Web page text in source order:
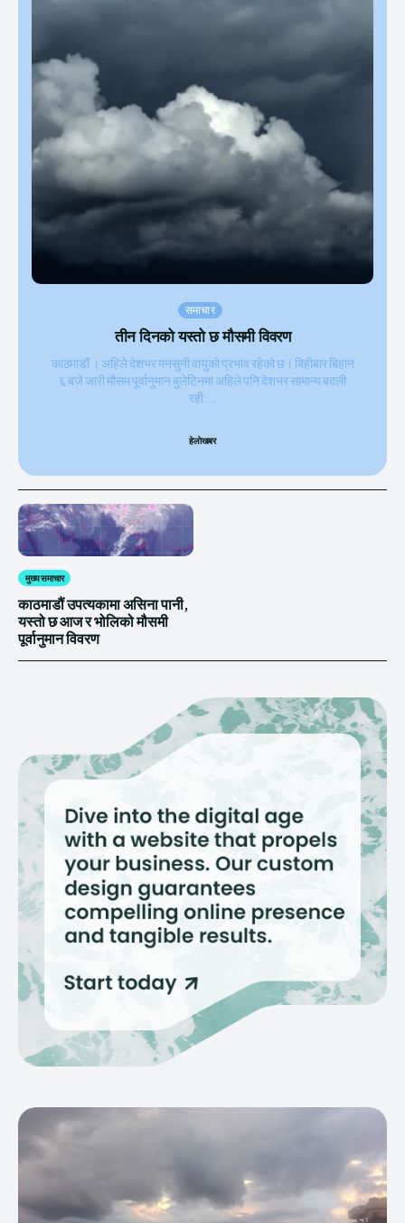
समाचार
तीन दिनको यस्तो छ मौसमी विवरण
काठमाडौं । अहिले देशभर मनसुनी वायुको प्रभाव रहेको छ। बिहीबार बिहान
६ बजे जारी मौसम पूर्वानुमान बुलेटिनमा अहिले पनि देशभर सामान्य बदली
रही...
हेलाेखबर
मुख्य समाचार
काठमाडौं उपत्यकामा असिना पानी,
यस्तो छ आज र भोलिको मौसमी
पूर्वानुमान विवरण